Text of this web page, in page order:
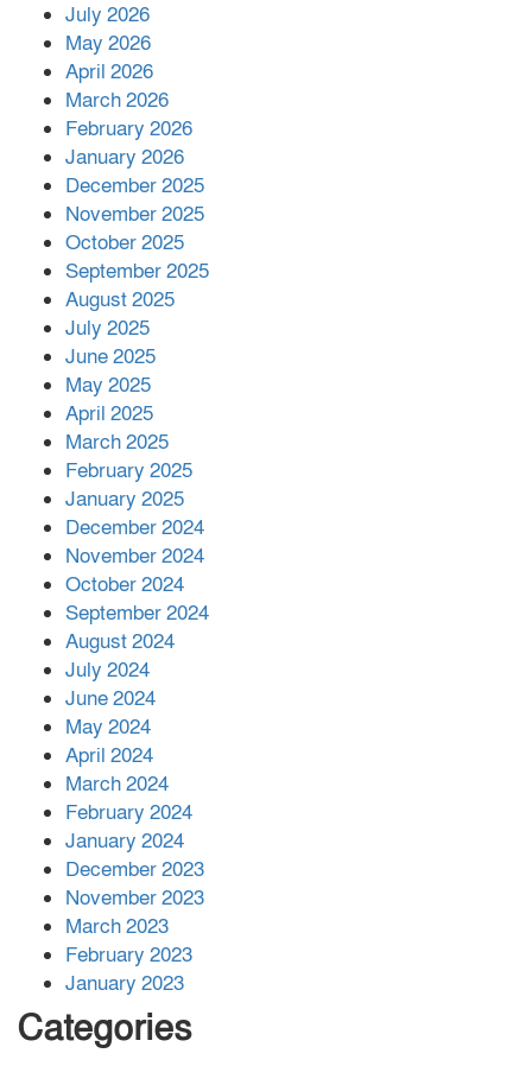
পর ফোন তারেক রহমানের,গ্যাস সঙ্কট
সহায়তা দিলেন সাচিং প্রু জেরী
July 2026
May 2026
April 2026
March 2026
February 2026
January 2026
December 2025
November 2025
October 2025
September 2025
August 2025
July 2025
June 2025
May 2025
April 2025
March 2025
February 2025
January 2025
December 2024
November 2024
October 2024
September 2024
August 2024
July 2024
June 2024
May 2024
April 2024
March 2024
February 2024
January 2024
December 2023
November 2023
March 2023
February 2023
January 2023
Categories